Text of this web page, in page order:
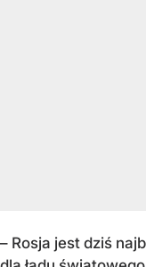
– Rosja jest dziś